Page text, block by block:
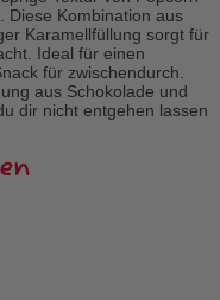
Diese Kombination aus
Karamellfüllung sorgt für
Ideal für einen
für zwischendurch.
aus Schokolade und
dir nicht entgehen lassen